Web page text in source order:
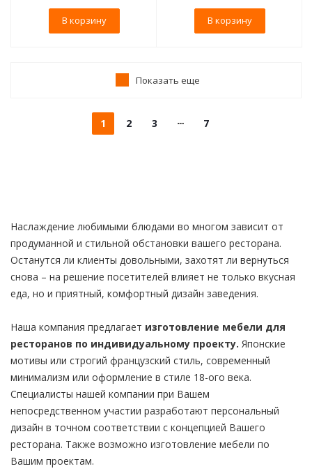
В корзину В корзину
Показать еще
1 2 3 7
Наслаждение любимыми блюдами во многом зависит от
продуманной и стильной обстановки вашего ресторана.
Останутся ли клиенты довольными, захотят ли вернуться
снова – на решение посетителей влияет не только вкусная
еда, но и приятный, комфортный дизайн заведения.
Наша компания предлагает изготовление мебели для
ресторанов по индивидуальному проекту. Японские
мотивы или строгий французский стиль, современный
минимализм или оформление в стиле 18-ого века.
Специалисты нашей компании при Вашем
непосредственном участии разработают персональный
дизайн в точном соответствии с концепцией Вашего
ресторана. Также возможно изготовление мебели по
Вашим проектам.